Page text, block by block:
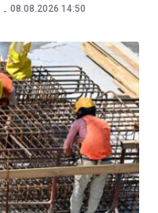
08.08.2026 14:50